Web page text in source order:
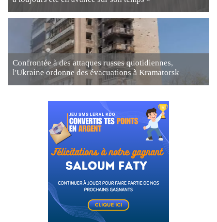
Confrontée à des attaques russes quotidiennes,
l'Ukraine ordonne des évacuations à Kramatorsk